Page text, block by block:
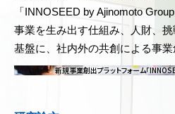
「INNOSEED by Ajinomoto
事業を生み出す仕組み、人財、
基盤に、社内外の共創による事業
新規事業創出プラットフォーム「